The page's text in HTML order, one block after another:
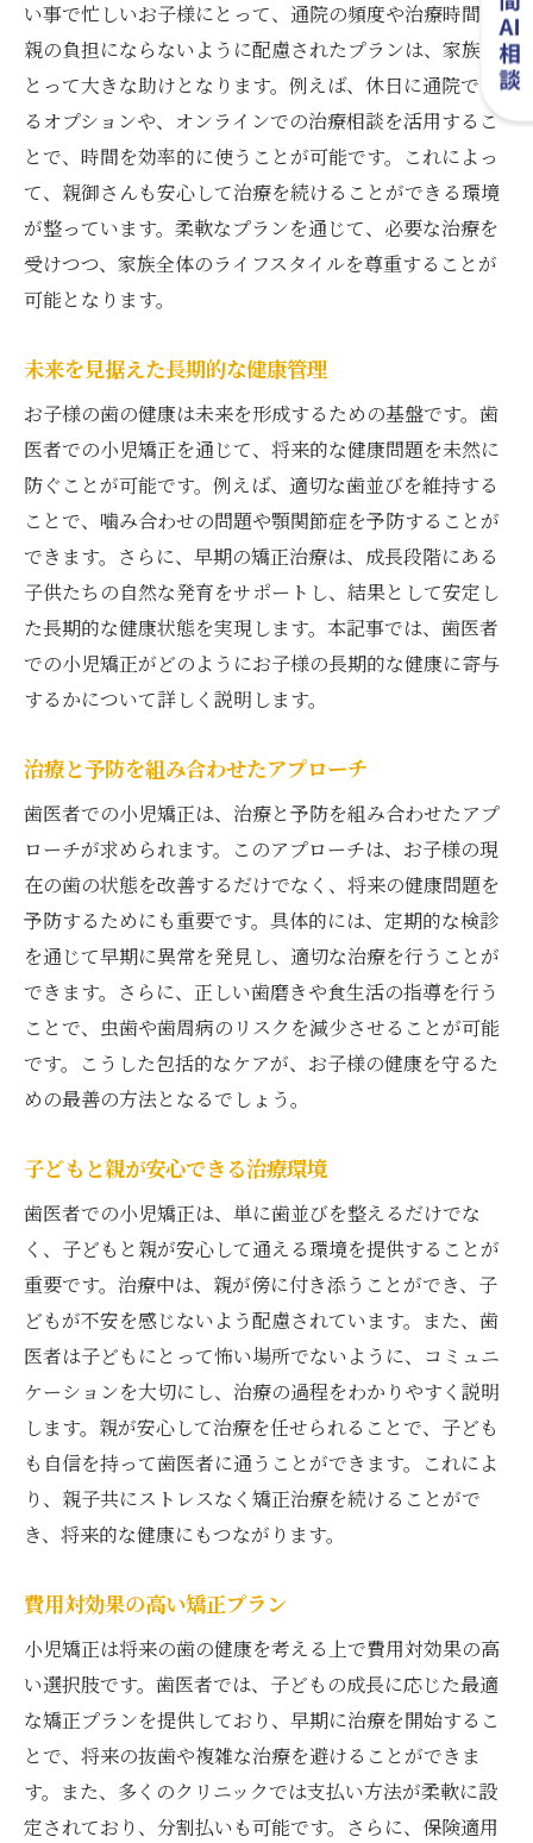
い事で忙しいお子様にとって、通院の頻度や治療時間が
親の負担にならないように配慮されたプランは、家族に
とって大きな助けとなります。例えば、休日に通院でき
るオプションや、オンラインでの治療相談を活用するこ
とで、時間を効率的に使うことが可能です。これによっ
て、親御さんも安心して治療を続けることができる環境
が整っています。柔軟なプランを通じて、必要な治療を
受けつつ、家族全体のライフスタイルを尊重することが
可能となります。
未来を見据えた長期的な健康管理
お子様の歯の健康は未来を形成するための基盤です。歯
医者での小児矯正を通じて、将来的な健康問題を未然に
防ぐことが可能です。例えば、適切な歯並びを維持する
ことで、噛み合わせの問題や顎関節症を予防することが
できます。さらに、早期の矯正治療は、成長段階にある
子供たちの自然な発育をサポートし、結果として安定し
た長期的な健康状態を実現します。本記事では、歯医者
での小児矯正がどのようにお子様の長期的な健康に寄与
するかについて詳しく説明します。
治療と予防を組み合わせたアプローチ
歯医者での小児矯正は、治療と予防を組み合わせたアプ
ローチが求められます。このアプローチは、お子様の現
在の歯の状態を改善するだけでなく、将来の健康問題を
予防するためにも重要です。具体的には、定期的な検診
を通じて早期に異常を発見し、適切な治療を行うことが
できます。さらに、正しい歯磨きや食生活の指導を行う
ことで、虫歯や歯周病のリスクを減少させることが可能
です。こうした包括的なケアが、お子様の健康を守るた
めの最善の方法となるでしょう。
子どもと親が安心できる治療環境
歯医者での小児矯正は、単に歯並びを整えるだけでな
く、子どもと親が安心して通える環境を提供することが
重要です。治療中は、親が傍に付き添うことができ、子
どもが不安を感じないよう配慮されています。また、歯
医者は子どもにとって怖い場所でないように、コミュニ
ケーションを大切にし、治療の過程をわかりやすく説明
します。親が安心して治療を任せられることで、子ども
も自信を持って歯医者に通うことができます。これによ
り、親子共にストレスなく矯正治療を続けることがで
き、将来的な健康にもつながります。
費用対効果の高い矯正プラン
小児矯正は将来の歯の健康を考える上で費用対効果の高
い選択肢です。歯医者では、子どもの成長に応じた最適
な矯正プランを提供しており、早期に治療を開始するこ
とで、将来の抜歯や複雑な治療を避けることができま
す。また、多くのクリニックでは支払い方法が柔軟に設
定されており、分割払いも可能です。さらに、保険適用